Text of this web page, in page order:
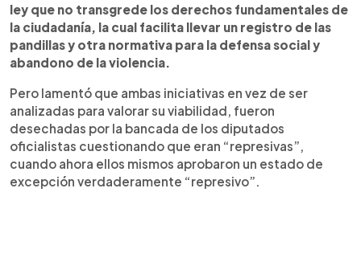
ley que no transgrede los derechos fundamentales de
la ciudadanía, la cual facilita llevar un registro de las
pandillas y otra normativa para la defensa social y
abandono de la violencia.
Pero lamentó que ambas iniciativas en vez de ser
analizadas para valorar su viabilidad, fueron
desechadas por la bancada de los diputados
oficialistas cuestionando que eran “represivas”,
cuando ahora ellos mismos aprobaron un estado de
excepción verdaderamente “represivo”.